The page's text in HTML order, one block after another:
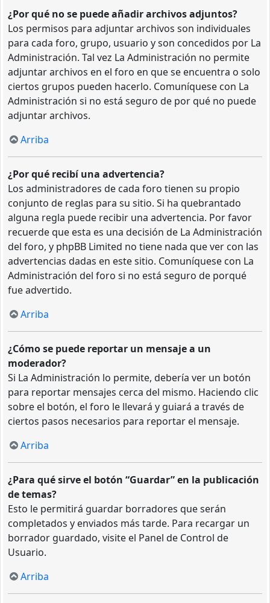
¿Por qué no se puede añadir archivos adjuntos?
Los permisos para adjuntar archivos son individuales
para cada foro, grupo, usuario y son concedidos por La
Administración. Tal vez La Administración no permite
adjuntar archivos en el foro en que se encuentra o solo
ciertos grupos pueden hacerlo. Comuníquese con La
Administración si no está seguro de por qué no puede
adjuntar archivos.
Arriba
¿Por qué recibí una advertencia?
Los administradores de cada foro tienen su propio
conjunto de reglas para su sitio. Si ha quebrantado
alguna regla puede recibir una advertencia. Por favor
recuerde que esta es una decisión de La Administración
del foro, y phpBB Limited no tiene nada que ver con las
advertencias dadas en este sitio. Comuníquese con La
Administración del foro si no está seguro de porqué
fue advertido.
Arriba
¿Cómo se puede reportar un mensaje a un
moderador?
Si La Administración lo permite, debería ver un botón
para reportar mensajes cerca del mismo. Haciendo clic
sobre el botón, el foro le llevará y guiará a través de
ciertos pasos necesarios para reportar el mensaje.
Arriba
¿Para qué sirve el botón “Guardar” en la publicación
de temas?
Esto le permitirá guardar borradores que serán
completados y enviados más tarde. Para recargar un
borrador guardado, visite el Panel de Control de
Usuario.
Arriba